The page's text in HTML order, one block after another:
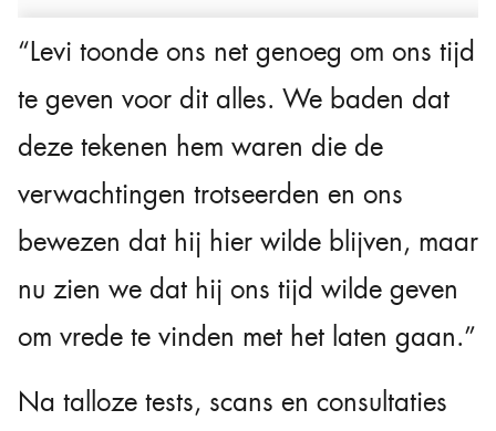
“Levi toonde ons net genoeg om ons tijd
te geven voor dit alles. We baden dat
deze tekenen hem waren die de
verwachtingen trotseerden en ons
bewezen dat hij hier wilde blijven, maar
nu zien we dat hij ons tijd wilde geven
om vrede te vinden met het laten gaan.”
Na talloze tests, scans en consultaties